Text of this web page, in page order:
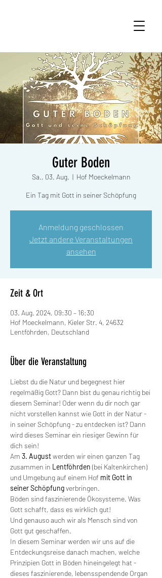
Guter Boden
Sa., 03. Aug.
  |
Hof Moeckelmann
Ein Tag mit Gott in seiner Schöpfung
Anmeldung geschlossen
Jetzt andere Veranstaltungen
ansehen
Zeit & Ort
03. Aug. 2024, 09:30 – 16:30
Hof Moeckelmann, Kieler Str. 4, 24632
Lentföhrden, Deutschland
Über die Veranstaltung
Liebst du die Natur und begegnest hier
regelmäßig Gott? Dann bist du genau richtig bei
diesem Seminar! Oder wenn du dir noch gar
nicht vorstellen kannst wie Gott in der Natur -
in seiner Schöpfung - zu entdecken ist? Dann
wird dieses Seminar ein riesiger Gewinn für
dich sein!
Am 3. August werden wir einen ganzen Tag
zusammen in Lentföhrden (bei Kaltenkirchen)
und Umgebung auf einem Hof mit Gott in
seiner Schöpfung verbringen.
Böden sind faszinierende Ökosysteme. Was
Gott schafft, dass es wirklich gut!
Und genauso auch wir als Mensch sind von
Gott gut geschaffen.
In diesem Seminar werden wir uns auf die
Entdeckungsreise danach machen, welche
Prinzipien Gott in Böden hineingelegt hat -
dieses faszinierende, lebensspendende Organ